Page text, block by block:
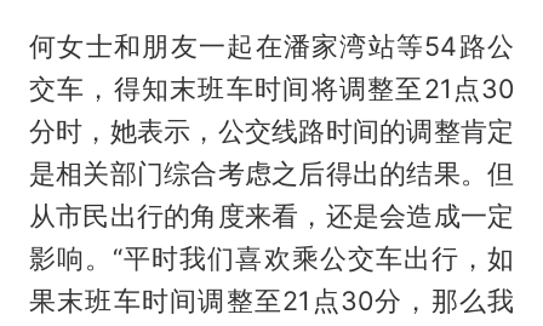
何女士和朋友一起在潘家湾站等54路公
交车，得知末班车时间将调整至21点30
分时，她表示，公交线路时间的调整肯定
是相关部门综合考虑之后得出的结果。但
从市民出行的角度来看，还是会造成一定
影响。“平时我们喜欢乘公交车出行，如
果末班车时间调整至21点30分，那么我